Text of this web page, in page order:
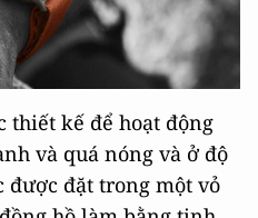
thiết kế để hoạt động
và quá nóng và ở độ
được đặt trong một vỏ